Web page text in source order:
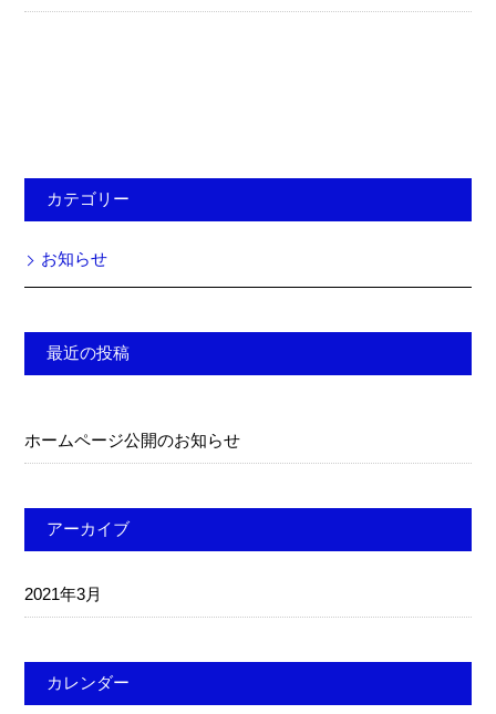
カテゴリー
お知らせ
最近の投稿
ホームページ公開のお知らせ
アーカイブ
2021年3月
カレンダー